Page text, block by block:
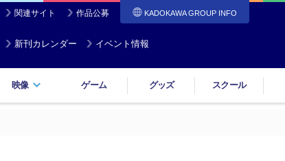
関連サイト 作品公募 KADOKAWA GROUP INFO
新刊カレンダー イベント情報
映像 ゲーム グッズ スクール